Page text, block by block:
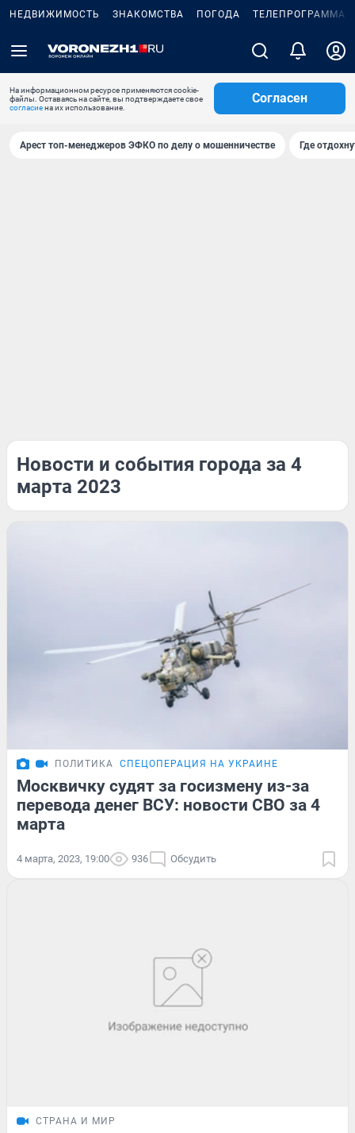
НЕДВИЖИМОСТЬ ЗНАКОМСТВА ПОГОДА ТЕЛЕПРОГРАММА
На информационном ресурсе применяются cookie-
файлы. Оставаясь на сайте, вы подтверждаете свое
согласиена их использование.
Согласен
Арест топ-менеджеров ЭФКО по делу о мошенничестве Где
Новости и события города за 4
марта 2023
ПОЛИТИКА СПЕЦОПЕРАЦИЯ НА УКРАИНЕ
Москвичку судят за госизмену из-за
перевода денег ВСУ: новости СВО за 4
марта
4 марта, 2023, 19:00 936 Обсудить
СТРАНА И МИР